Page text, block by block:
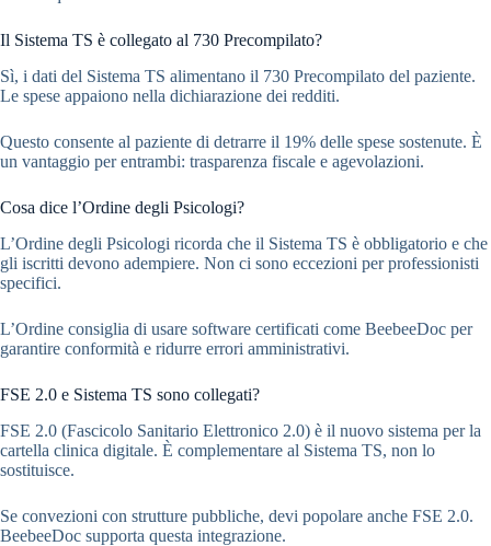
Il Sistema TS è collegato al 730 Precompilato?
Sì, i dati del Sistema TS alimentano il 730 Precompilato del paziente.
Le spese appaiono nella dichiarazione dei redditi.
Questo consente al paziente di detrarre il 19% delle spese sostenute. È
un vantaggio per entrambi: trasparenza fiscale e agevolazioni.
Cosa dice l’Ordine degli Psicologi?
L’Ordine degli Psicologi ricorda che il Sistema TS è obbligatorio e che
gli iscritti devono adempiere. Non ci sono eccezioni per professionisti
specifici.
L’Ordine consiglia di usare software certificati come BeebeeDoc per
garantire conformità e ridurre errori amministrativi.
FSE 2.0 e Sistema TS sono collegati?
FSE 2.0 (Fascicolo Sanitario Elettronico 2.0) è il nuovo sistema per la
cartella clinica digitale. È complementare al Sistema TS, non lo
sostituisce.
Se convezioni con strutture pubbliche, devi popolare anche FSE 2.0.
BeebeeDoc supporta questa integrazione.